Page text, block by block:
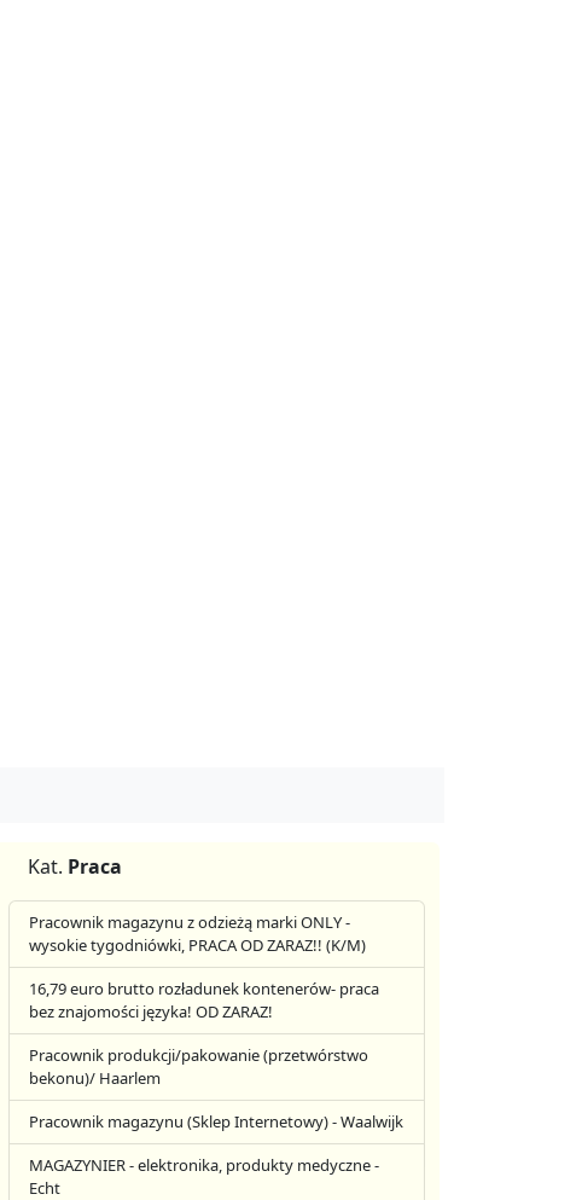
Kat. Praca
Pracownik magazynu z odzieżą marki ONLY -
wysokie tygodniówki, PRACA OD ZARAZ!! (K/M)
16,79 euro brutto rozładunek kontenerów- praca
bez znajomości języka! OD ZARAZ!
Pracownik produkcji/pakowanie (przetwórstwo
bekonu)/ Haarlem
Pracownik magazynu (Sklep Internetowy) - Waalwijk
MAGAZYNIER - elektronika, produkty medyczne -
Echt